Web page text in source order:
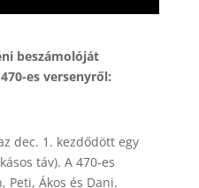
beszámolóját
es versenyről:
dec. 1. kezdődött egy
táv). A 470-es
Peti, Ákos és Dani.